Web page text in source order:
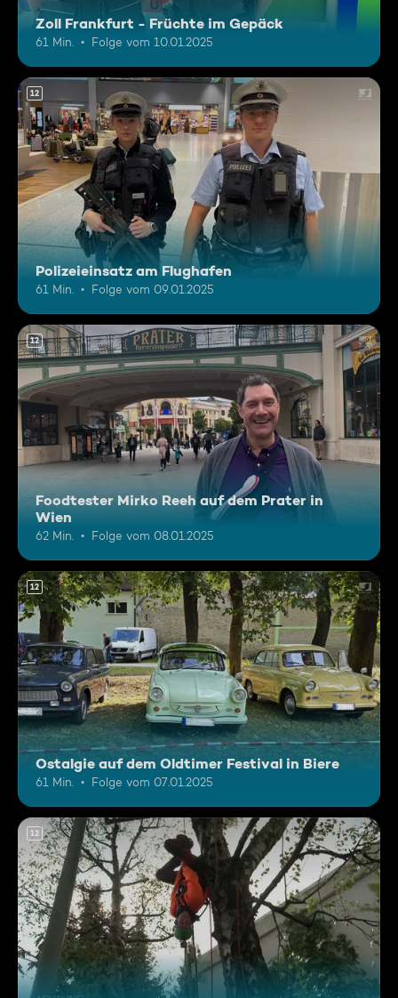
Zoll Frankfurt - Früchte im Gepäck
61 Min. Folge vom 10.01.2025
12
Polizeieinsatz am Flughafen
61 Min. Folge vom 09.01.2025
12
Foodtester Mirko Reeh auf dem Prater in
Wien
62 Min. Folge vom 08.01.2025
12
Ostalgie auf dem Oldtimer Festival in Biere
61 Min. Folge vom 07.01.2025
12